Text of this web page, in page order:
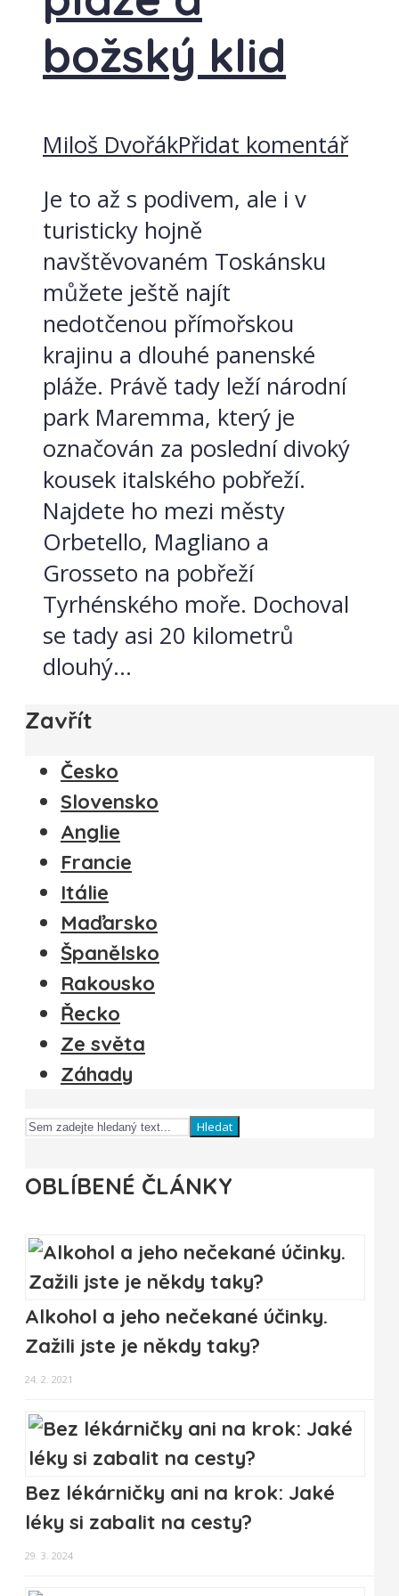
božský klid
Miloš DvořákPřidat komentář
Je to až s podivem, ale i v
turisticky hojně
navštěvovaném Toskánsku
můžete ještě najít
nedotčenou přímořskou
krajinu a dlouhé panenské
pláže. Právě tady leží národní
park Maremma, který je
označován za poslední divoký
kousek italského pobřeží.
Najdete ho mezi městy
Orbetello, Magliano a
Grosseto na pobřeží
Tyrhénského moře. Dochoval
se tady asi 20 kilometrů
dlouhý...
Zavřít
Česko
Slovensko
Anglie
Francie
Itálie
Maďarsko
Španělsko
Rakousko
Řecko
Ze světa
Záhady
Hledat
OBLÍBENÉ ČLÁNKY
Alkohol a jeho nečekané účinky.
Zažili jste je někdy taky?
24. 2. 2021
Bez lékárničky ani na krok: Jaké
léky si zabalit na cesty?
29. 3. 2024